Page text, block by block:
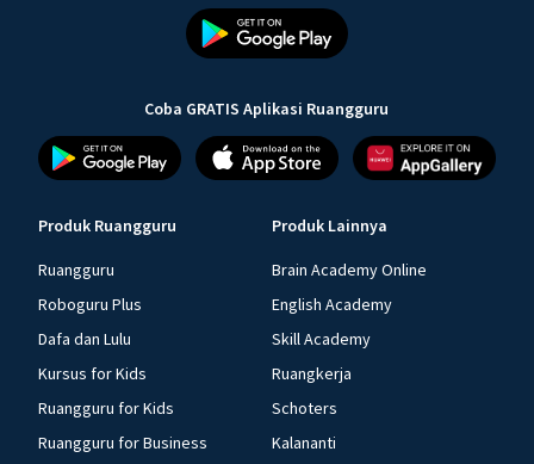
Coba GRATIS Aplikasi Ruangguru
Produk Ruangguru
Ruangguru
Roboguru Plus
Dafa dan Lulu
Kursus for Kids
Ruangguru for Kids
Ruangguru for Business
Produk Lainnya
Brain Academy Online
English Academy
Skill Academy
Ruangkerja
Schoters
Kalananti